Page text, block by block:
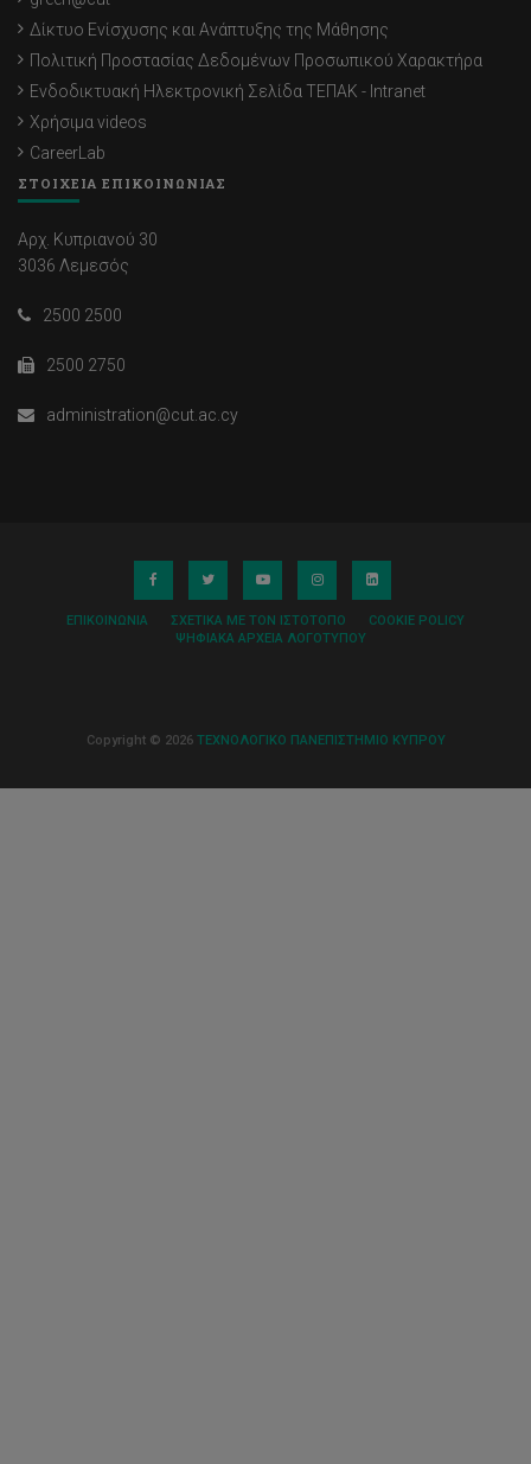
Δίκτυο Ενίσχυσης και Ανάπτυξης της Μάθησης
Πολιτική Προστασίας Δεδομένων Προσωπικού Χαρακτήρα
Ενδοδικτυακή Ηλεκτρονική Σελίδα ΤΕΠΑΚ - Intranet
Χρήσιμα videos
CareerLab
ΣΤΟΙΧΕΙΑ ΕΠΙΚΟΙΝΩΝΙΑΣ
Αρχ. Κυπριανού 30
3036 Λεμεσός
2500 2500
2500 2750
administration@cut.ac.cy
ΕΠΙΚΟΙΝΩΝΊΑ ΣΧΕΤΙΚΆ ΜΕ ΤΟΝ ΙΣΤΌΤΟΠΟ
COOKIE POLICY
ΨΗΦΙΑΚΆ ΑΡΧΕΊΑ ΛΟΓΌΤΥΠΟΥ
Copyright © 2026 ΤΕΧΝΟΛΟΓΙΚΟ ΠΑΝΕΠΙΣΤΗΜΙΟ ΚΥΠΡΟΥ